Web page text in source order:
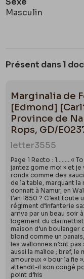
Masculin
Présent dans 1
Marginalia de
[Edmond]
Province de
Rops, GD/
letter3555
Page 1 Recto : 1………«
jantez gome moi » et
ronds comme des
de la table, marquant la
donnait à Namur, en
l’an 1850 ? C’est
régiment d’infanterie
arriva par un beau soir
logement du
maison d’un
blond comme un
les wallonnes n’ont
aussi la malice ; bref, le
amoureux « bour la fie
attendit-il son congé
point d’his